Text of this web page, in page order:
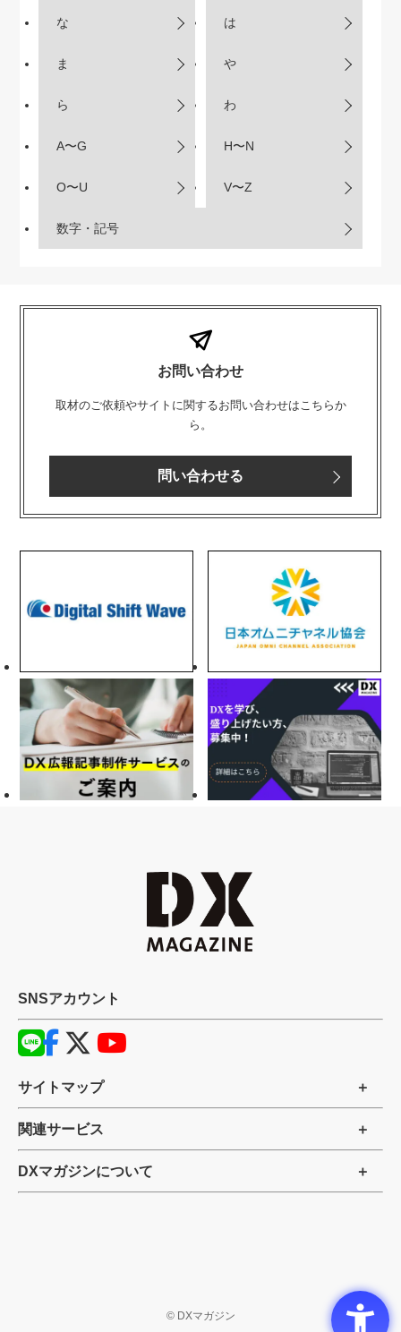
な は
ま や
ら わ
A〜G H〜N
O〜U V〜Z
数字・記号
お問い合わせ
取材のご依頼やサイトに関するお問い合わせはこちらか
ら。
問い合わせる
SNSアカウント
サイトマップ
関連サービス
DXマガジンについて
©DXマガジン